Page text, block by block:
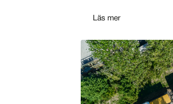
Läs mer